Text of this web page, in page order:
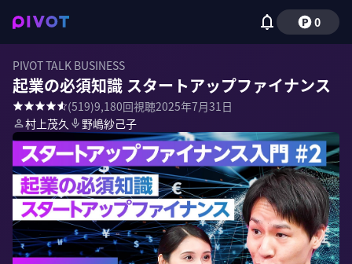
0
PIVOT TALK BUSINESS
起業の必須知識 スタートアップファイナンス
(519)9,180回視聴2025年7月31日
村上茂久
野嶋紗己子